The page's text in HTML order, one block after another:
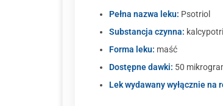
Pełna nazwa leku: Psotriol
Substancja czynna:
Forma leku: maść
Dostępne dawki: 50
Lek wydawany wyłącznie na